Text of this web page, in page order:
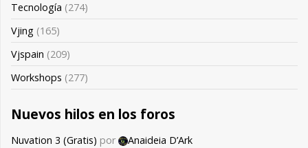
Tecnología (274)
Vjing (165)
Vjspain (209)
Workshops (277)
Nuevos hilos en los foros
Nuvation 3 (Gratis) por
Anaideia D’Ark